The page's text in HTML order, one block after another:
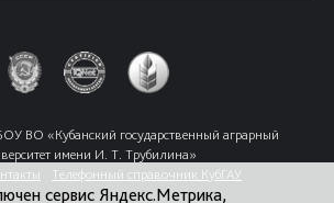
ВО «Кубанский государственный аграрный
имени И. Т. Трубилина»
Телефонный справочник КубГАУ
сервис Яндекс.Метрика,